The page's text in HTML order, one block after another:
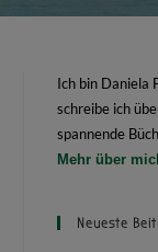
Ich bin Daniela
schreibe ich
spannende
Mehr über
Neueste